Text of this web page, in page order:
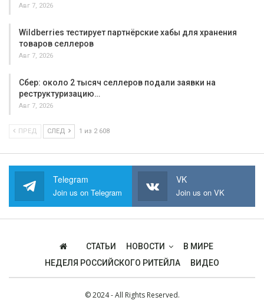
Авг 7, 2026
Wildberries тестирует партнёрские хабы для хранения
товаров селлеров
Авг 7, 2026
Сбер: около 2 тысяч селлеров подали заявки на
реструктуризацию…
Авг 7, 2026
ПРЕД СЛЕД 1 из 2 608
Telegram
Join us on Telegram
VK
Join us on VK
СТАТЬИ НОВОСТИ
В МИРЕ
НЕДЕЛЯ РОССИЙСКОГО РИТЕЙЛА
ВИДЕО
© 2024 - All Rights Reserved.